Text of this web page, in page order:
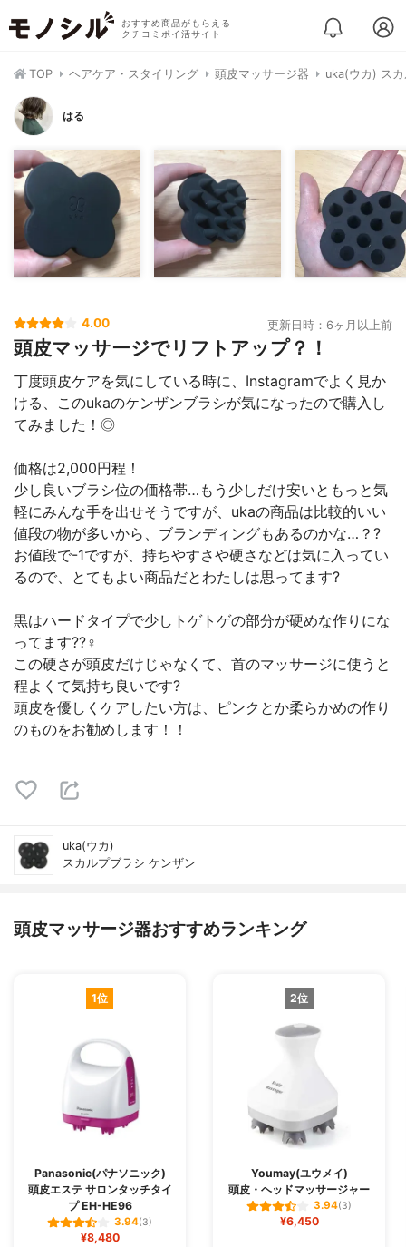
おすすめ商品がもらえる
クチコミポイ活サイト
TOP ヘアケア・スタイリング 頭皮マッサージ器 uka(ウカ) ス
はる
4.00 更新日時：6ヶ月以上前
頭皮マッサージでリフトアップ？！
丁度頭皮ケアを気にしている時に、Instagramでよく見か
ける、このukaのケンザンブラシが気になったので購入し
てみました！◎
価格は2,000円程！
少し良いブラシ位の価格帯…もう少しだけ安いともっと気
軽にみんな手を出せそうですが、ukaの商品は比較的いい
値段の物が多いから、ブランディングもあるのかな…？?
お値段で-1ですが、持ちやすさや硬さなどは気に入ってい
るので、とてもよい商品だとわたしは思ってます?
黒はハードタイプで少しトゲトゲの部分が硬めな作りにな
ってます??‍♀️
この硬さが頭皮だけじゃなくて、首のマッサージに使うと
程よくて気持ち良いです?
頭皮を優しくケアしたい方は、ピンクとか柔らかめの作り
のものをお勧めします！！
uka(ウカ)
スカルプブラシ ケンザン
頭皮マッサージ器おすすめランキング
1位
Panasonic(パナソニック)
頭皮エステ サロンタッチタイ
プ EH-HE96
3.94(3)
¥8,480
2位
Youmay(ユウメイ)
頭皮・ヘッドマッサージャー
3.94(3)
¥6,450